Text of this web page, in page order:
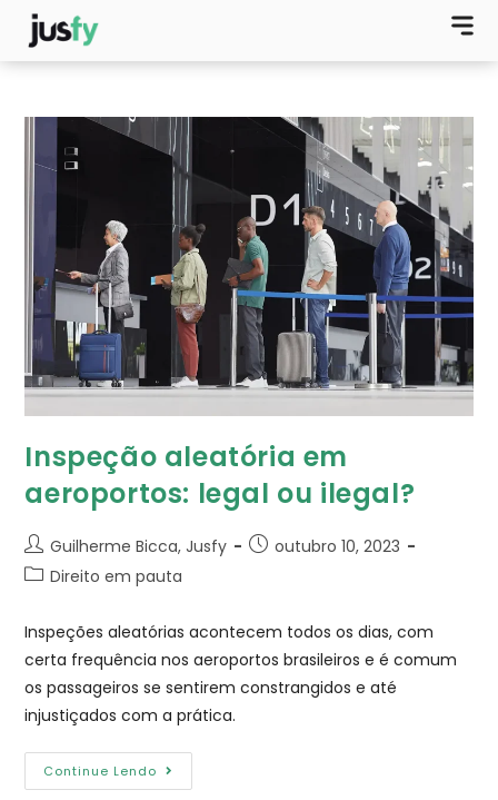
Inspeção aleatória em
aeroportos: legal ou ilegal?
Guilherme Bicca, Jusfy
outubro 10, 2023
Direito em pauta
Inspeções aleatórias acontecem todos os dias, com
certa frequência nos aeroportos brasileiros e é comum
os passageiros se sentirem constrangidos e até
injustiçados com a prática.
Continue Lendo